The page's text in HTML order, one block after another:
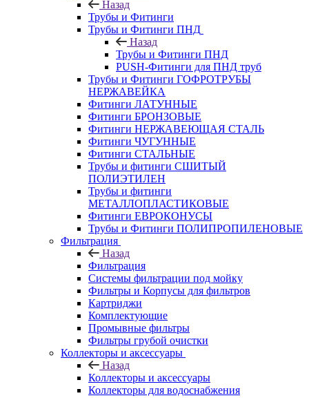
Назад
Трубы и Фитинги
Трубы и Фитинги ПНД
Назад
Трубы и Фитинги ПНД
PUSH-Фитинги для ПНД труб
Трубы и Фитинги ГОФРОТРУБЫ
НЕРЖАВЕЙКА
Фитинги ЛАТУННЫЕ
Фитинги БРОНЗОВЫЕ
Фитинги НЕРЖАВЕЮЩАЯ СТАЛЬ
Фитинги ЧУГУННЫЕ
Фитинги СТАЛЬНЫЕ
Трубы и фитинги СШИТЫЙ
ПОЛИЭТИЛЕН
Трубы и фитинги
МЕТАЛЛОПЛАСТИКОВЫЕ
Фитинги ЕВРОКОНУСЫ
Трубы и Фитинги ПОЛИПРОПИЛЕНОВЫЕ
Фильтрация
Назад
Фильтрация
Системы фильтрации под мойку
Фильтры и Корпусы для фильтров
Картриджи
Комплектующие
Промывные фильтры
Фильтры грубой очистки
Коллекторы и аксессуары
Назад
Коллекторы и аксессуары
Коллекторы для водоснабжения